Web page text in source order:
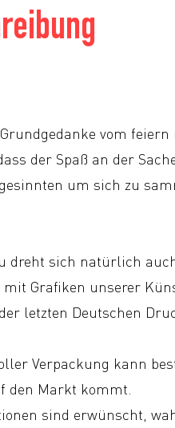
vom
der Spaß an der
um sich zu
dreht sich natürlich
mit Grafiken unserer
letzten Deutschen
Verpackung kann
den Markt kommt.
sind erwünscht,